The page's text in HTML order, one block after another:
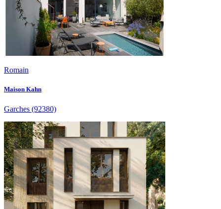
Romain
Maison Kahn
Garches (92380)